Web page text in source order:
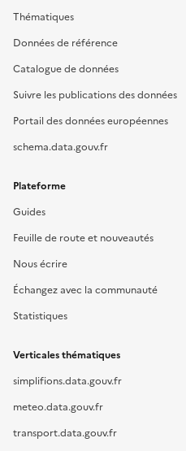
Thématiques
Données de référence
Catalogue de données
Suivre les publications des données
Portail des données européennes
schema.data.gouv.fr
Plateforme
Guides
Feuille de route et nouveautés
Nous écrire
Échangez avec la communauté
Statistiques
Verticales thématiques
simplifions.data.gouv.fr
meteo.data.gouv.fr
transport.data.gouv.fr